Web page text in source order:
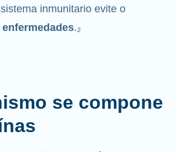
inmunitario evite o
enfermedades.₂
se compone